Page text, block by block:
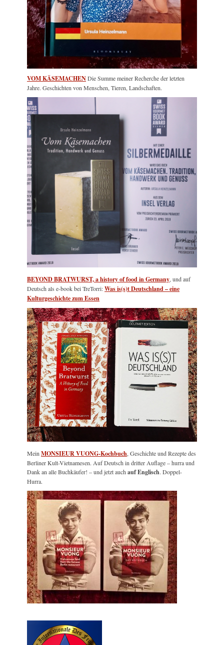
VOM KÄSEMACHENDie Summe meiner Recherche der letzten
Jahre. Geschichten von Menschen, Tieren, Landschaften.
BEYOND BRATWURST, a history of food in Germany, und auf
Deutsch als e-book bei TreTorri:Was is(s)t Deutschland – eine
Kulturgeschichte zum Essen
MeinMONSIEUR VUONG-Kochbuch, Geschichte und Rezepte des
Berliner Kult-Vietnamesen. Auf Deutsch in dritter Auflage – hurra und
Dank an alle Buchkäufer! – und jetzt auchauf Englisch. Doppel-
Hurra.